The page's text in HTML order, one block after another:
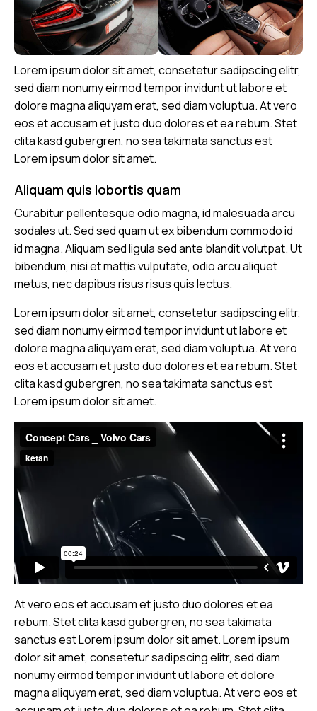
Lorem ipsum dolor sit amet, consetetur sadipscing elitr,
sed diam nonumy eirmod tempor invidunt ut labore et
dolore magna aliquyam erat, sed diam voluptua. At vero
eos et accusam et justo duo dolores et ea rebum. Stet
clita kasd gubergren, no sea takimata sanctus est
Lorem ipsum dolor sit amet.
Aliquam quis lobortis quam
Curabitur pellentesque odio magna, id malesuada arcu
sodales ut. Sed sed quam ut ex bibendum commodo id
id magna. Aliquam sed ligula sed ante blandit volutpat. Ut
bibendum, nisi et mattis vulputate, odio arcu aliquet
metus, nec dapibus risus risus quis lectus.
Lorem ipsum dolor sit amet, consetetur sadipscing elitr,
sed diam nonumy eirmod tempor invidunt ut labore et
dolore magna aliquyam erat, sed diam voluptua. At vero
eos et accusam et justo duo dolores et ea rebum. Stet
clita kasd gubergren, no sea takimata sanctus est
Lorem ipsum dolor sit amet.
At vero eos et accusam et justo duo dolores et ea
rebum. Stet clita kasd gubergren, no sea takimata
sanctus est Lorem ipsum dolor sit amet. Lorem ipsum
dolor sit amet, consetetur sadipscing elitr, sed diam
nonumy eirmod tempor invidunt ut labore et dolore
magna aliquyam erat, sed diam voluptua. At vero eos et